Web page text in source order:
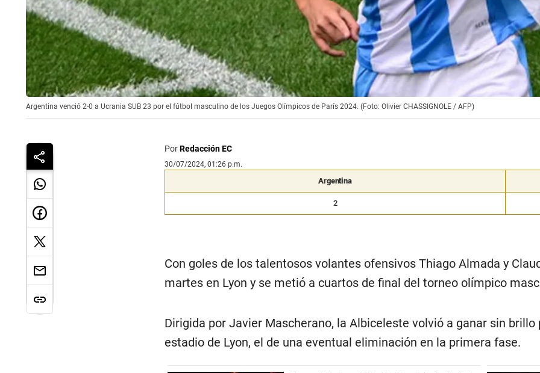
Argentina venció 2-0 a Ucrania SUB 23 por el fútbol masculino de los Juegos Olímpicos de París 2024. (Foto: Olivier CHASSIGNOLE / AFP)
PorRedacción EC
30/07/2024, 01:26 p.m.
Argentina
2
Con goles de los talentosos volantes ofensivos Thiago Almada y
martes en Lyon y se metió a cuartos de final del torneo olímpico
Dirigida por Javier Mascherano, la Albiceleste volvió a ganar sin
estadio de Lyon, el de una eventual eliminación en la primera fase.